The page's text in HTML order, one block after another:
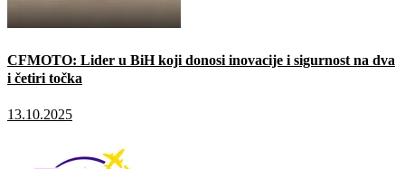
CFMOTO: Lider u BiH koji donosi inovacije i sigurnost na dva
i četiri točka
13.10.2025